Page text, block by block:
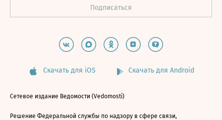
Скачать для iOS Скачать для Android
Сетевое издание Ведомости (Vedomosti)
Решение Федеральной службы по надзору в сфере связи,